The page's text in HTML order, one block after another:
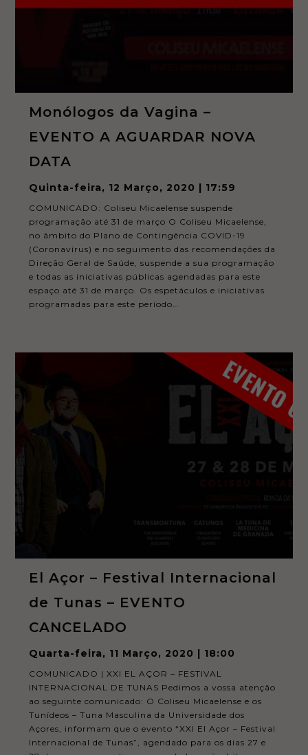
Monólogos da Vagina –
EVENTO A AGUARDAR NOVA
DATA
Quinta-feira, 12 Março, 2020 | 17:59
COMUNICADO: Coliseu Micaelense suspende
programação até 31 de março O Coliseu Micaelense,
no âmbito do Plano de Contingência COVID-19
(Coronavírus) e no seguimento das recomendações da
Direção Geral de Saúde, suspende a sua programação
e todas as iniciativas públicas agendadas para este
espaço até 31 de março. Os espetáculos e iniciativas
programadas para este período…
El Açor – Festival Internacional
de Tunas – EVENTO
CANCELADO
Quarta-feira, 11 Março, 2020 | 18:00
COMUNICADO | XXI EL AÇOR – FESTIVAL
INTERNACIONAL DE TUNAS Pedimos a vossa atenção
ao seguinte comunicado: O Coliseu Micaelense e os
Tunídeos – Tuna Masculina da Universidade dos
Açores, informam que o evento “XXI El Açor – Festival
Internacional de Tunas”, agendado para os dias 27 e